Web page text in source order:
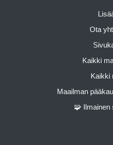
Ota
Kaikki
Kaikki
Maailman
🧩 Ilmainen